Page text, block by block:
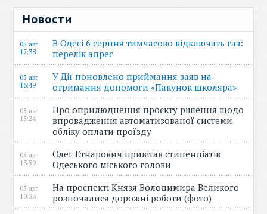
Новости
05 авг
17:38
В Одесі 6 серпня тимчасово відключать газ:
перелік адрес
05 авг
16:49
У Дії поновлено приймання заяв на
отримання допомоги «Пакунок школяра»
05 авг
15:24
Про оприлюднення проєкту рішення щодо
впровадження автоматизованої системи
обліку оплати проїзду
05 авг
13:59
Олег Етнарович привітав стипендіатів
Одеського міського голови
05 авг
10:33
На проспекті Князя Володимира Великого
розпочалися дорожні роботи (фото)